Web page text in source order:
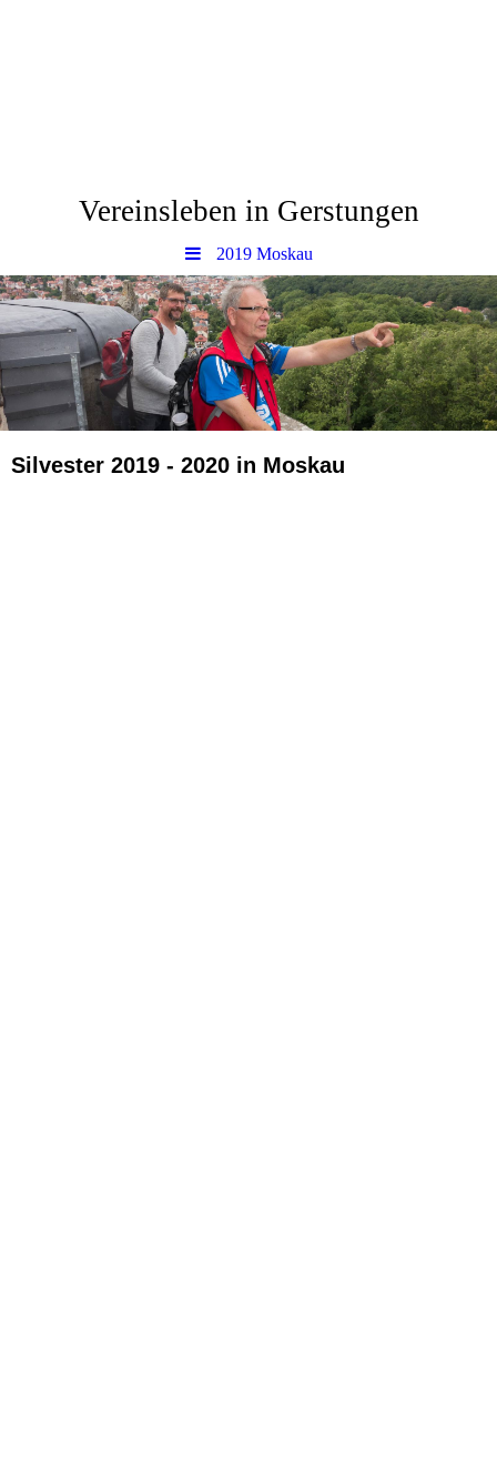
Vereinsleben in Gerstungen
2019 Moskau
Silvester 2019 - 2020 in Moskau